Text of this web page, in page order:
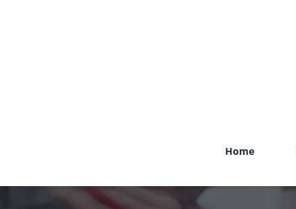
Home